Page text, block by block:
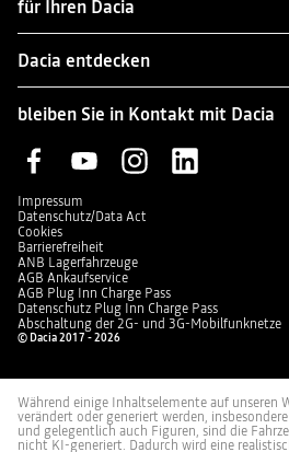
für Ihren Dacia
Dacia entdecken
bleiben Sie in Kontakt mit Dacia
Impressum
Datenschutz/Data Act
Cookies
Barrierefreiheit
ANB Lagerfahrzeuge
AGB Ankaufservice
AGB Plug Inn Charge Pass
Datenschutz Plug Inn Charge Pass
Abschaltung der 2G- und 3G-Mobilfunknetze
© Dacia 2017 - 2026
Während einige Inhaltselemente auf unseren
verändert oder generiert werden,
und gelegentlich auch Figuren, sind die
nicht KI-generiert. Dadurch wird eine